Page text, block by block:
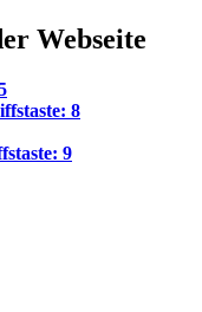
Webseite
8
9